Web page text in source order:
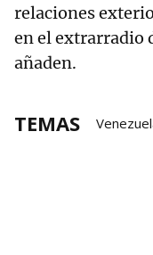
relaciones
en el extrarradio
añaden.
TEMAS